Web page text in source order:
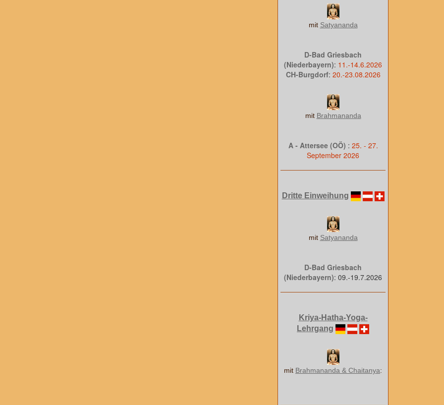
mit Satyananda
D-Bad Griesbach
(Niederbayern): 11.-14.6.2026
CH-Burgdorf: 20.-23.08.2026
mit Brahmananda
A - Attersee (OÖ) : 25. - 27.
September 2026
Dritte Einweihung
mit Satyananda
D-Bad Griesbach
(Niederbayern): 09.-19.7.2026
Kriya-Hatha-Yoga-
Lehrgang
mit Brahmananda & Chaitanya: